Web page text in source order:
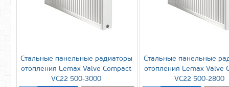
Стальные панельные радиаторы
отопления Lemax Valve Compact
VC22 500-3000
Стальные панельные
отопления Lemax Valve
VC22 500-2800